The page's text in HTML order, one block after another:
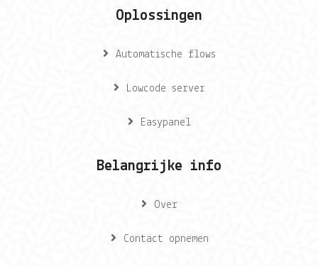
Oplossingen
Automatische flows
Lowcode server
Easypanel
Belangrijke info
Over
Contact opnemen